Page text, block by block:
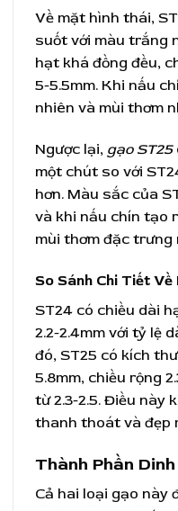
Về mặt hình thái,
suốt với màu trắng
hạt khá đồng đều,
5-5.5mm. Khi nấu
nhiên và mùi thơm
Ngược lại, gạo ST25
một chút so với
hơn. Màu sắc của
và khi nấu chín tạo
mùi thơm đặc trưng
So Sánh Chi Tiết
ST24 có chiều dài
2.2-2.4mm với tỷ lệ
đó, ST25 có kích
5.8mm, chiều rộng
từ 2.3-2.5. Điều này
thanh thoát và đẹp
Thành Phần
Cả hai loại gạo này